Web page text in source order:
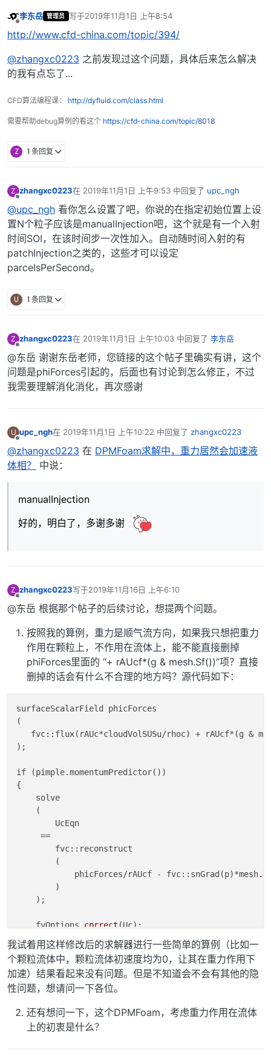
李东岳 管理员 写于2019年11月1日 上午8:54
最后由 编辑
http://www.cfd-china.com/topic/394/
@zhangxc0223 之前发现过这个问题，具体后来怎么解决
的我有点忘了...
CFD算法编程课： http://dyfluid.com/class.html
需要帮助debug算例的看这个 https://cfd-china.com/topic/8018
Z 1 条回复
Z zhangxc0223在 2019年11月1日 上午9:53 中回复了 upc_ngh
最后由 编辑
@upc_ngh 看你怎么设置了吧，你说的在指定初始位置上设
置N个粒子应该是manualInjection吧，这个就是有一个入射
时间SOI，在该时间步一次性加入。自动随时间入射的有
patchInjection之类的，这些才可以设定
parcelsPerSecond。
U 1 条回复
Z zhangxc0223在 2019年11月1日 上午10:03 中回复了 李东岳
最后由 编辑
@东岳 谢谢东岳老师，您链接的这个帖子里确实有讲，这个
问题是phiForces引起的，后面也有讨论到怎么修正，不过
我需要理解消化消化，再次感谢
U upc_ngh在 2019年11月1日 上午10:22 中回复了 zhangxc0223
最后由 编辑
@zhangxc0223 在 DPMFoam求解中，重力居然会加速液
体相？
中说：
manualInjection
好的，明白了，多谢多谢
Z zhangxc0223写于2019年11月16日 上午6:10
最后由 编辑
@东岳 根据那个帖子的后续讨论，想提两个问题。
按照我的算例，重力是顺气流方向，如果我只想把重力
作用在颗粒上，不作用在流体上，能不能直接删掉
phiForces里面的 “+ rAUcf*(g & mesh.Sf())”项？直接
删掉的话会有什么不合理的地方吗？源代码如下：
surfaceScalarField phicForces
(
fvc::flux(rAUc*cloudVolSUSu/rhoc) + rAUcf*(g &
);
if (pimple.momentumPredictor())
{
    solve
    (
        UcEqn
     ==
        fvc::reconstruct
        (
            phicForces/rAUcf - fvc::snGrad(p)*mesh
        )
    );
    fvOptions
.correct (Uc);
}
我试着用这样修改后的求解器进行一些简单的算例（比如一
个颗粒流体中，颗粒流体初速度均为0，让其在重力作用下
加速）结果看起来没有问题。但是不知道会不会有其他的隐
性问题，想请问一下各位。
还有想问一下，这个DPMFoam，考虑重力作用在流体
上的初衷是什么？